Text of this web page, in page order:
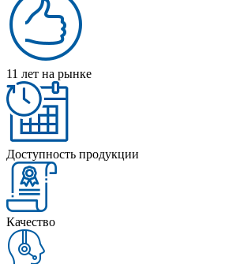
11 лет на рынке
Доступность продукции
Качество